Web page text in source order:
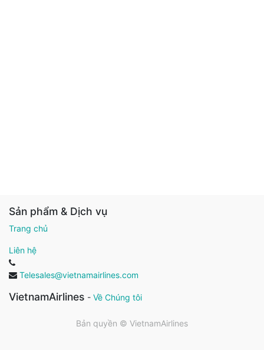
Sản phẩm & Dịch vụ
Trang chủ
Liên hệ
Telesales@vietnamairlines.com
VietnamAirlines - Về Chúng tôi
Bản quyền © VietnamAirlines